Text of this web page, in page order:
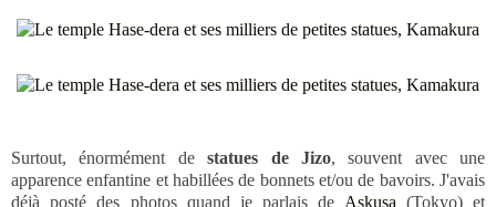
Surtout, énormément destatues de Jizo, souvent avec une
apparence enfantine et habillées de bonnets et/ou de bavoirs. J'avais
déjà posté des photos quand je parlais de Askusa (Tokyo) et